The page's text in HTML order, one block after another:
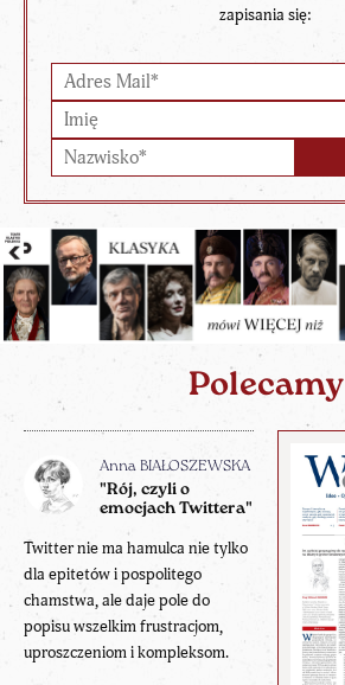
zapisania się:
Polecamy
Anna BIAŁOSZEWSKA
"Rój, czyli o
emocjach Twittera"
Twitter nie ma hamulca nie tylko
dla epitetów i pospolitego
chamstwa, ale daje pole do
popisu wszelkim frustracjom,
uproszczeniom i kompleksom.